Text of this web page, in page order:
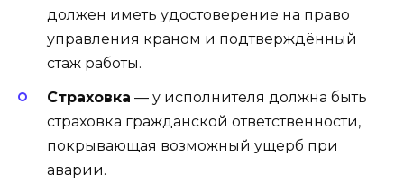
должен иметь удостоверение на право
управления краном и подтверждённый
стаж работы.
Страховка — у исполнителя должна быть
страховка гражданской ответственности,
покрывающая возможный ущерб при
аварии.